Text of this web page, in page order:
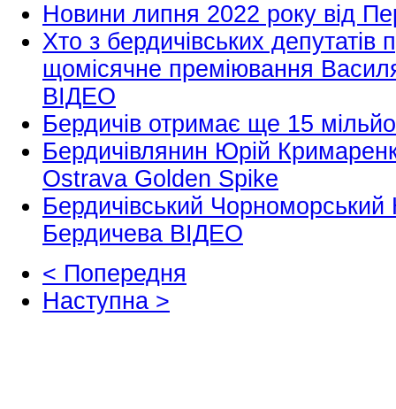
Новини липня 2022 року від
Хто з бердичівських депутатів
щомісячне преміювання
ВІДЕО
Бердичів отримає ще 15
Бердичівлянин Юрій
Ostrava Golden Spike
Бердичівський Чорноморський
Бердичева ВІДЕО
< Попередня
Наступна >